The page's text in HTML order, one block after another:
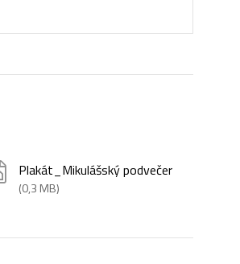
Plakát_Mikulášský podvečer
(0,3 MB)